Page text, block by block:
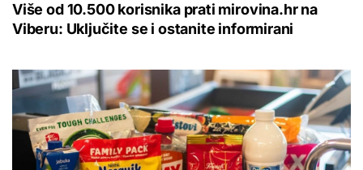
Više od 10.500 korisnika prati mirovina.hr na
Viberu: Uključite se i ostanite informirani